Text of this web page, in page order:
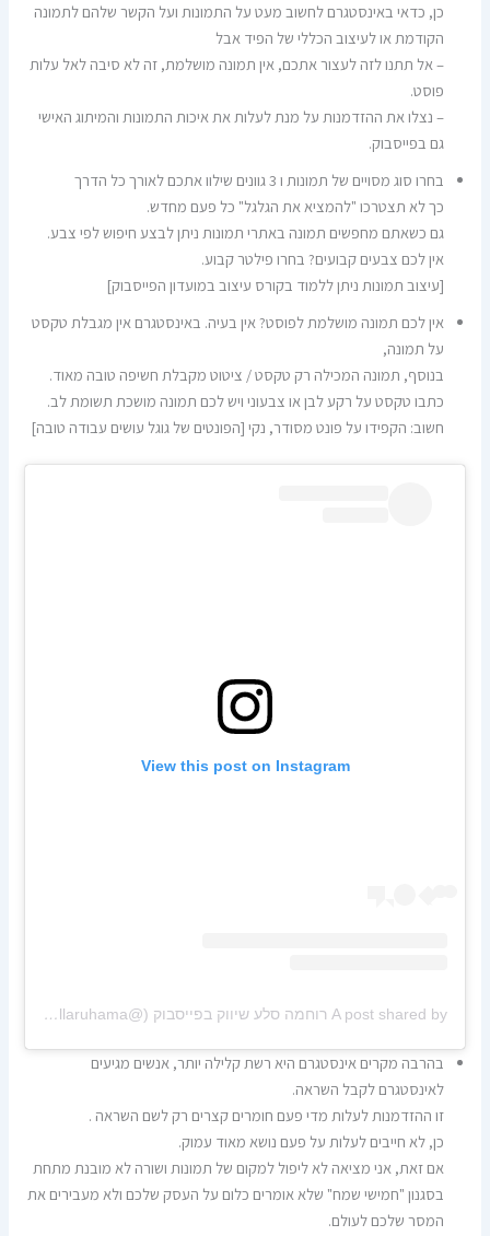
כן, כדאי באינסטגרם לחשוב מעט על התמונות ועל הקשר שלהם לתמונה
הקודמת או לעיצוב הכללי של הפיד אבל
– אל תתנו לזה לעצור אתכם, אין תמונה מושלמת, זה לא סיבה לאל עלות
פוסט.
– נצלו את ההזדמנות על מנת לעלות את איכות התמונות והמיתוג האישי
גם בפייסבוק.
בחרו סוג מסויים של תמונות ו 3 גוונים שילוו אתכם לאורך כל הדרך
כך לא תצטרכו "להמציא את הגלגל" כל פעם מחדש.
גם כשאתם מחפשים תמונה באתרי תמונות ניתן לבצע חיפוש לפי צבע.
אין לכם צבעים קבועים? בחרו פילטר קבוע.
[עיצוב תמונות ניתן ללמוד בקורס עיצוב במועדון הפייסבוק]
אין לכם תמונה מושלמת לפוסט? אין בעיה. באינסטגרם אין מגבלת טקסט
על תמונה,
בנוסף, תמונה המכילה רק טקסט / ציטוט מקבלת חשיפה טובה מאוד.
כתבו טקסט על רקע לבן או צבעוני ויש לכם תמונה מושכת תשומת לב.
חשוב: הקפידו על פונט מסודר, נקי [הפונטים של גוגל עושים עבודה טובה]
View this post on Instagram
A post shared by רוחמה סלע שיווק בפייסבוק (@sellaruhama)
בהרבה מקרים אינסטגרם היא רשת קלילה יותר, אנשים מגיעים
לאינסטגרם לקבל השראה.
זו ההזדמנות לעלות מדי פעם חומרים קצרים רק לשם השראה .
כן, לא חייבים לעלות על פעם נושא מאוד עמוק.
אם זאת, אני מציאה לא ליפול למקום של תמונות ושורה לא מובנת מתחת
בסגנון "חמישי שמח" שלא אומרים כלום על העסק שלכם ולא מעבירים את
המסר שלכם לעולם.